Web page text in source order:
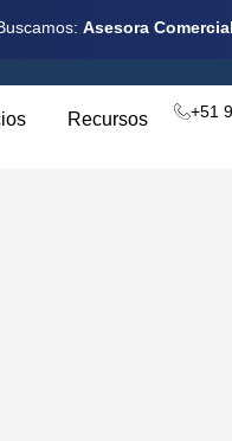
Asesora
Recursos +51